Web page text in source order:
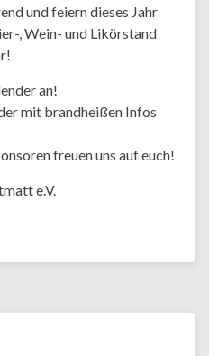
und feiern dieses Jahr
, Wein- und Likörstand
an!
mit brandheißen Infos
freuen uns auf euch!
e.V.